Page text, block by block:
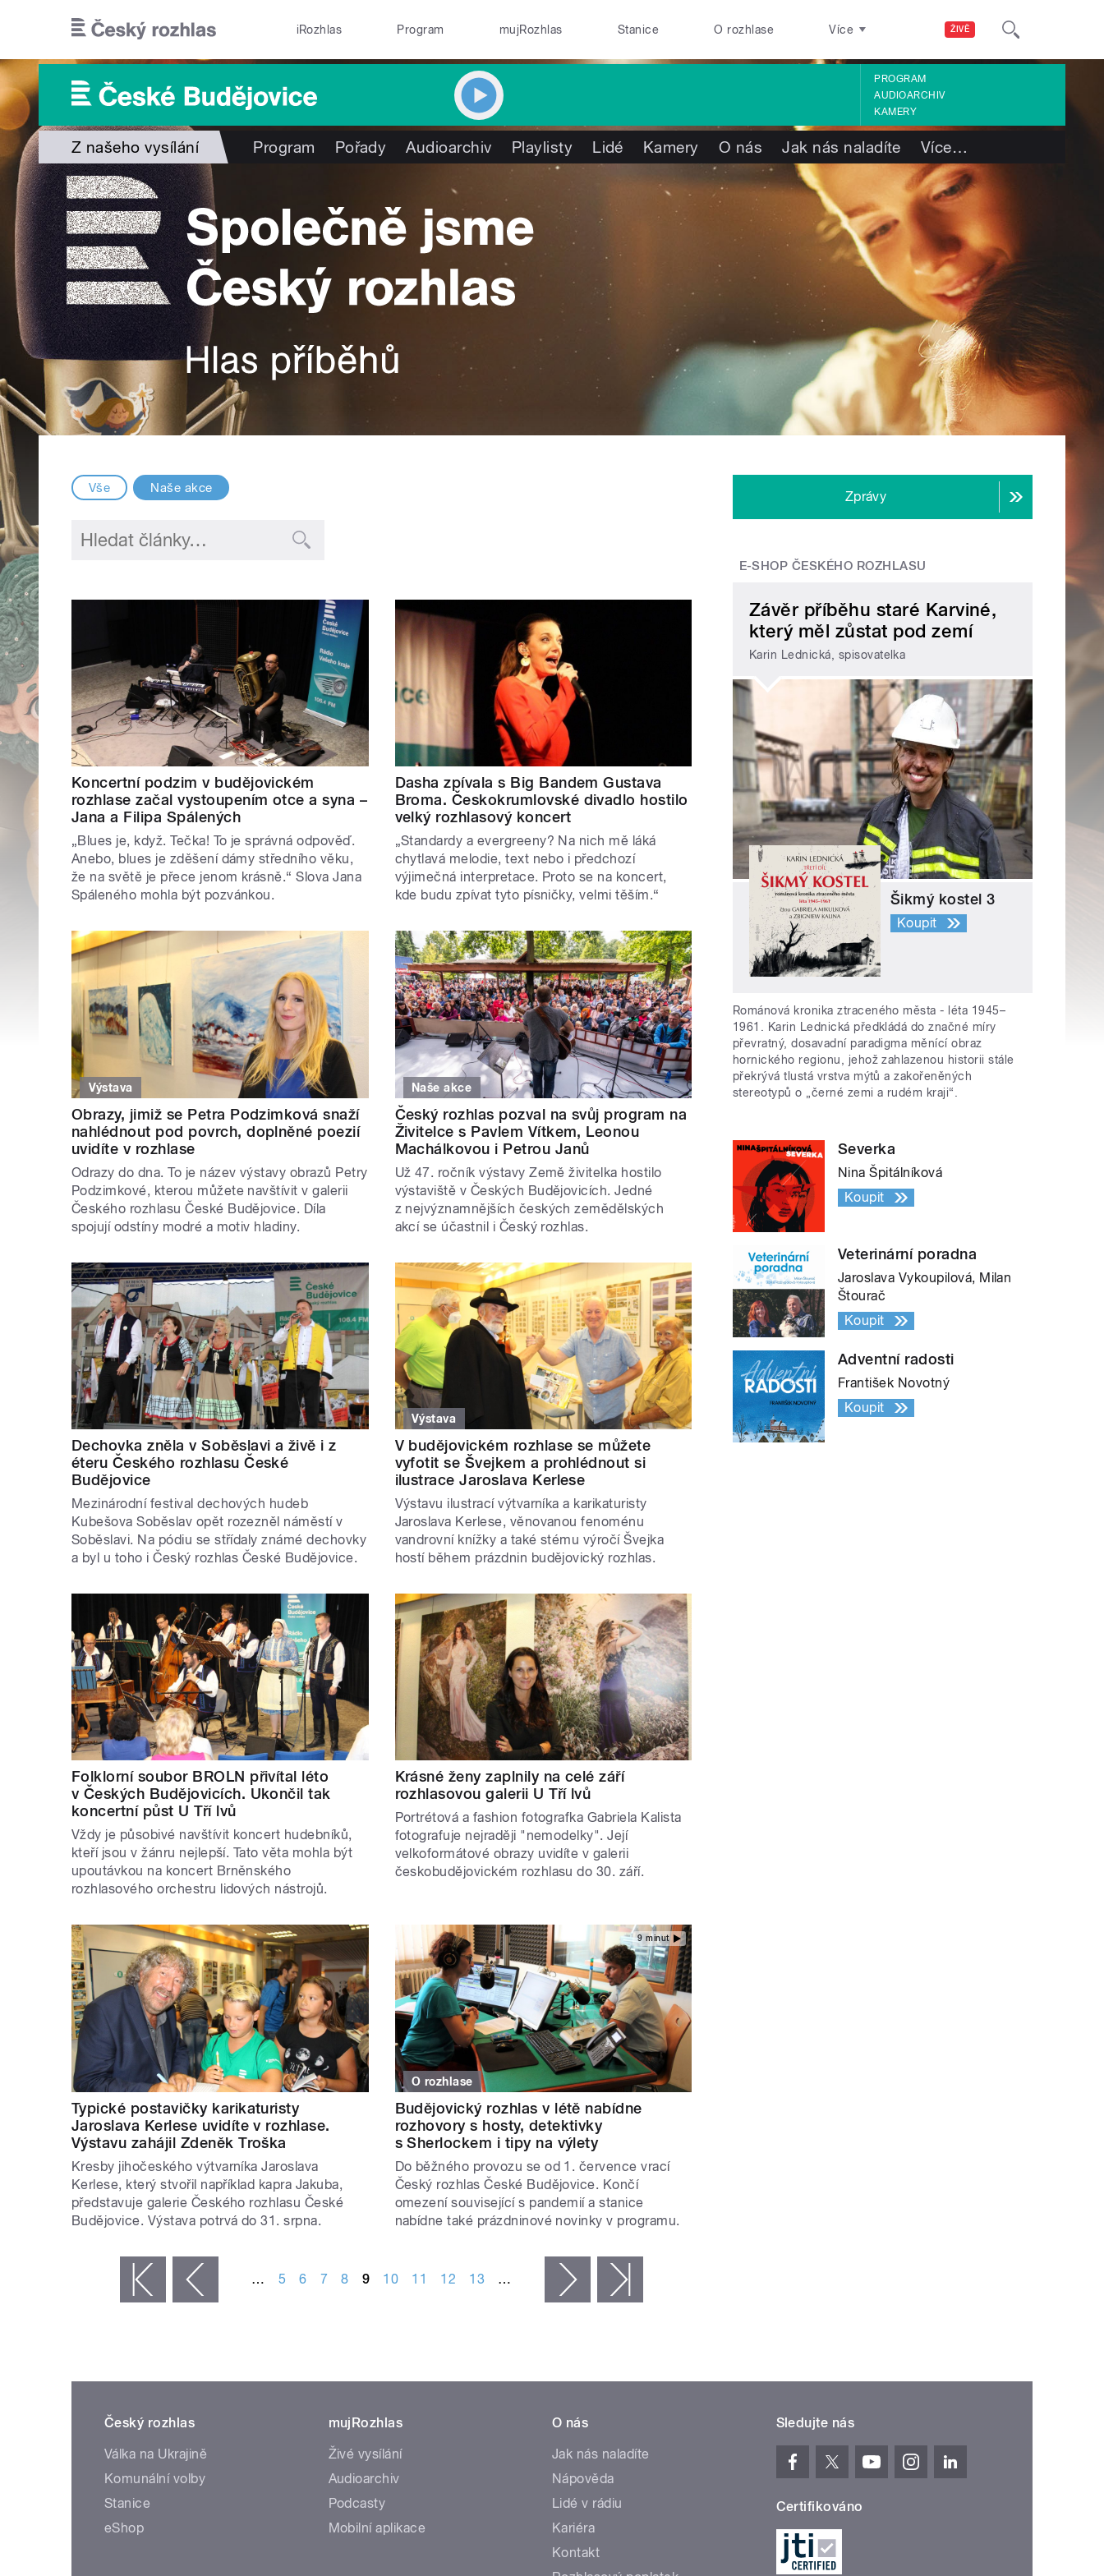
ŽIVĚ
iRozhlas Program mujRozhlas Stanice O rozhlase Více
PROGRAM
AUDIOARCHIV
KAMERY
Z našeho vysílání Program Pořady Audioarchiv Playlisty Lidé Kamery O nás Jak nás naladíte Více…
Vše Naše akce
Koncertní podzim v budějovickém
rozhlase začal vystoupením otce a syna –
Jana a Filipa Spálených
„Blues je, když. Tečka! To je správná odpověď.
Anebo, blues je zděšení dámy středního věku,
že na světě je přece jenom krásně.“ Slova Jana
Spáleného mohla být pozvánkou.
Dasha zpívala s Big Bandem Gustava
Broma. Českokrumlovské divadlo hostilo
velký rozhlasový koncert
„Standardy a evergreeny? Na nich mě láká
chytlavá melodie, text nebo i předchozí
výjimečná interpretace. Proto se na koncert,
kde budu zpívat tyto písničky, velmi těším.“
Výstava
Obrazy, jimiž se Petra Podzimková snaží
nahlédnout pod povrch, doplněné poezií
uvidíte v rozhlase
Odrazy do dna. To je název výstavy obrazů Petry
Podzimkové, kterou můžete navštívit v galerii
Českého rozhlasu České Budějovice. Díla
spojují odstíny modré a motiv hladiny.
Naše akce
Český rozhlas pozval na svůj program na
Živitelce s Pavlem Vítkem, Leonou
Machálkovou i Petrou Janů
Už 47. ročník výstavy Země živitelka hostilo
výstaviště v Českých Budějovicích. Jedné
z nejvýznamnějších českých zemědělských
akcí se účastnil i Český rozhlas.
Dechovka zněla v Soběslavi a živě i z
éteru Českého rozhlasu České
Budějovice
Mezinárodní festival dechových hudeb
Kubešova Soběslav opět rozezněl náměstí v
Soběslavi. Na pódiu se střídaly známé dechovky
a byl u toho i Český rozhlas České Budějovice.
Výstava
V budějovickém rozhlase se můžete
vyfotit se Švejkem a prohlédnout si
ilustrace Jaroslava Kerlese
Výstavu ilustrací výtvarníka a karikaturisty
Jaroslava Kerlese, věnovanou fenoménu
vandrovní knížky a také stému výročí Švejka
hostí během prázdnin budějovický rozhlas.
Folklorní soubor BROLN přivítal léto
v Českých Budějovicích. Ukončil tak
koncertní půst U Tří lvů
Vždy je působivé navštívit koncert hudebníků,
kteří jsou v žánru nejlepší. Tato věta mohla být
upoutávkou na koncert Brněnského
rozhlasového orchestru lidových nástrojů.
Krásné ženy zaplnily na celé září
rozhlasovou galerii U Tří lvů
Portrétová a fashion fotografka Gabriela Kalista
fotografuje nejraději "nemodelky". Její
velkoformátové obrazy uvidíte v galerii
českobudějovickém rozhlasu do 30. září.
Typické postavičky karikaturisty
Jaroslava Kerlese uvidíte v rozhlase.
Výstavu zahájil Zdeněk Troška
Kresby jihočeského výtvarníka Jaroslava
Kerlese, který stvořil například kapra Jakuba,
představuje galerie Českého rozhlasu České
Budějovice. Výstava potrvá do 31. srpna.
9 minut
O rozhlase
Budějovický rozhlas v létě nabídne
rozhovory s hosty, detektivky
s Sherlockem i tipy na výlety
Do běžného provozu se od 1. července vrací
Český rozhlas České Budějovice. Končí
omezení související s pandemií a stanice
nabídne také prázdninové novinky v programu.
‹ předchozí … 5 6 7 8 9 10 11 12 13 … následující ›
Zprávy
E-SHOP ČESKÉHO ROZHLASU
Závěr příběhu staré Karviné,
který měl zůstat pod zemí
Karin Lednická, spisovatelka
Šikmý kostel 3
Koupit
Románová kronika ztraceného města - léta 1945–
1961. Karin Lednická předkládá do značné míry
převratný, dosavadní paradigma měnící obraz
hornického regionu, jehož zahlazenou historii stále
překrývá tlustá vrstva mýtů a zakořeněných
stereotypů o „černé zemi a rudém kraji“.
Severka
Nina Špitálníková
Koupit
Veterinární poradna
Jaroslava Vykoupilová, Milan
Štourač
Koupit
Adventní radosti
František Novotný
Koupit
Český rozhlas
Válka na Ukrajině
Komunální volby
Stanice
eShop
mujRozhlas
Živé vysílání
Audioarchiv
Podcasty
Mobilní aplikace
O nás
Jak nás naladíte
Nápověda
Lidé v rádiu
Kariéra
Kontakt
Sledujte nás
Certifikováno